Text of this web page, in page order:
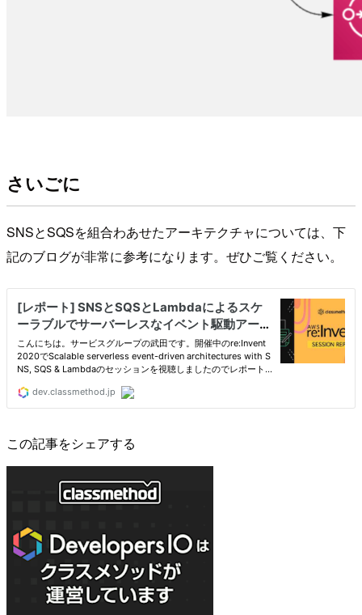
さいごに
SNSとSQSを組合わあせたアーキテクチャについては、下
記のブログが非常に参考になります。ぜひご覧ください。
この記事をシェアする